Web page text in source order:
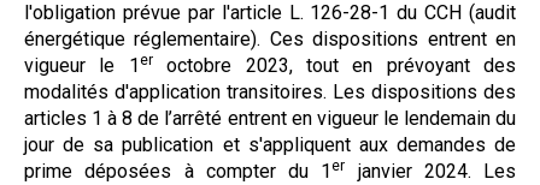
l'obligation prévue par l'article L. 126-28-1 du CCH (audit
énergétique réglementaire). Ces dispositions entrent en
vigueur le 1 er
octobre 2023, tout en prévoyant des
modalités d'application transitoires. Les dispositions des
articles 1 à 8 de l’arrêté entrent en vigueur le lendemain du
jour de sa publication et s'appliquent aux demandes de
prime déposées à compter du 1er
janvier 2024. Les